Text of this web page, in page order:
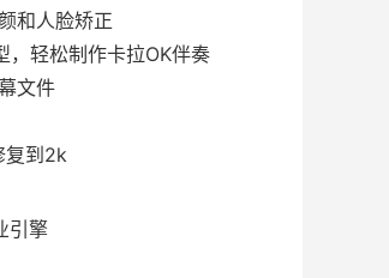
和人脸矫正
轻松制作卡拉OK伴奏
文件
复到2k
引擎